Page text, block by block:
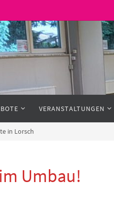
VERANSTALTUNGEN
in Lorsch
Umbau!